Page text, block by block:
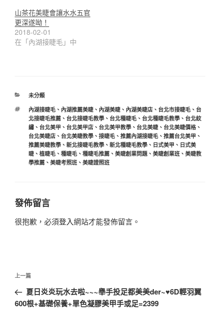
山茶花美睫會讓水水五官
更深遂呦！
2018-02-01
在「內湖接睫毛」中
分
未分類
標
籤
內湖接睫毛、 內湖推薦美睫、 內湖美睫、 內湖美睫店、 台北市接睫毛、 台
北接睫毛推薦、 台北接睫毛教學、 台北種睫毛、 台北種睫毛教學、 台北紋
繡、 台北美甲 、 台北美甲店、 台北美甲教學、 台北美睫、 台北美睫價格、
台北美睫店、 台北美睫教學、 接睫毛、 推薦內湖接睫毛、 推薦台北美甲 、
推薦美睫教學、 新北接睫毛教學、 新北種睫毛教學、 日式美甲 、 日式美
睫、 植睫毛、 種睫毛、 種睫毛推薦、 美睫創業問題、 美睫創業班、 美睫教
學推薦、 美睫考照班、 美睫證照班
發佈留言
很抱歉，必須登入網站才能發佈留言。
文
導
上
一
篇
上一篇
夏日炎炎玩水去啦~~~舉手投足都美美der~♥6D輕羽翼
600根+基礎保養+單色凝膠美甲手或足=2399